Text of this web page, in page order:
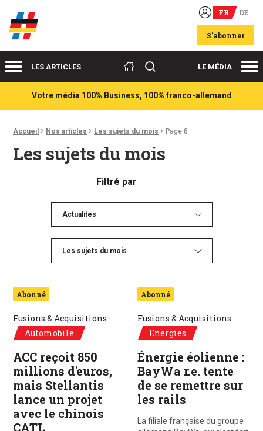
Acteurs du franco-allemand FR DE
S'abonner
MenuLES ARTICLES Rechercher LE MÉDIA
Votre média 100% Business, 100% franco-allemand
Fil d'Ariane :
Accueil › Nos articles › Les sujets du mois › Page 8
Les sujets du mois
Filtré par
Actualites
Les sujets du mois
Abonné
Fusions & Acquisitions
Automobile
ACC reçoit 850
millions d'euros,
mais Stellantis
lance un projet
avec le chinois
CATL
Abonné
Fusions & Acquisitions
Energies
Énergie éolienne :
BayWa r.e. tente
de se remettre sur
les rails
La filiale française du groupe